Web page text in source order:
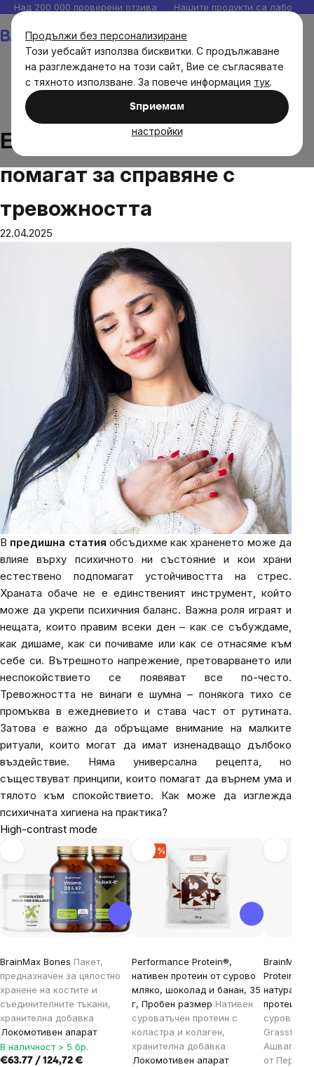
Продължи без персонализиране
Този уебсайт използва бисквитки. С продължаване
на разглеждането на този сайт, Вие се съгласявате
с тяхното използване. За повече информация тук.
Sпpиeмaм
настройки
Прескочи
към
съдържанието
Над 200 000 проверени отзива Нашите продукти са
Ежедневни ритуали, които помагат за справяне
с тревожността
Ежедневни ритуали, които
помагат за справяне с
тревожността
22.04.2025
В предишна статия обсъдихме как храненето може да
влияе върху психичното ни състояние и кои храни
естествено подпомагат устойчивостта на стрес.
Храната обаче не е единственият инструмент, който
може да укрепи психичния баланс. Важна роля играят и
нещата, които правим всеки ден – как се събуждаме,
как дишаме, как си почиваме или как се отнасяме към
себе си. Вътрешното напрежение, претоварването или
неспокойствието се появяват все по-често.
Тревожността не винаги е шумна – понякога тихо се
промъква в ежедневието и става част от рутината.
Затова е важно да обръщаме внимание на малките
ритуали, които могат да имат изненадващо дълбоко
въздействие. Няма универсална рецепта, но
съществуват принципи, които помагат да върнем ума и
тялото към спокойствието. Как може да изглежда
психичната хигиена на практика?
High-contrast mode
BrainMax Bones Пакет,
предназначен за цялостно
хранене на костите и
съединителните тъкани,
хранителна добавка
Локомотивен апарат
В наличност > 5 бр.
€63.77 / 124,72 €
-36 %
Performance Protein®,
нативен протеин от сурово
мляко, шоколад и банан, 35
г, Пробен размер Нативен
суроватъчен протеин с
коластра и колаген,
хранителна добавка
Локомотивен апарат
BrainMax
Protein®
натурален
протеин,
Grassfed
от Перу,